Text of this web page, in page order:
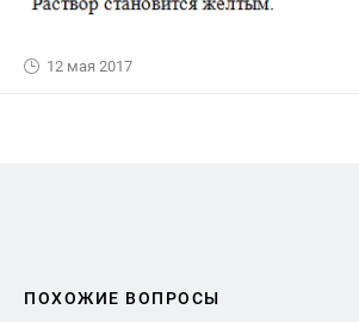
12 мая 2017
ПОХОЖИЕ ВОПРОСЫ